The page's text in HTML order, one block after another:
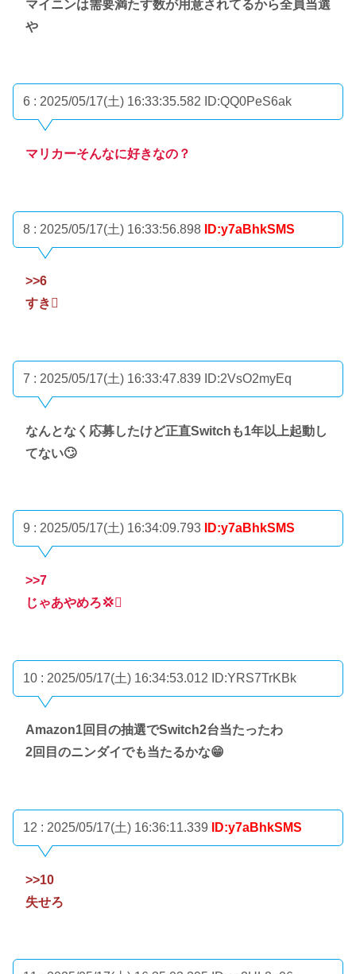
マイニンは需要満たす数が用意されてるから全員当選
や
6 : 2025/05/17(土) 16:33:35.582 ID:QQ0PeS6ak
マリカーそんなに好きなの？
8 : 2025/05/17(土) 16:33:56.898 ID:y7aBhkSMS
>>6
すき🫩
7 : 2025/05/17(土) 16:33:47.839 ID:2VsO2myEq
なんとなく応募したけど正直Switchも1年以上起動し
てない🙄
9 : 2025/05/17(土) 16:34:09.793 ID:y7aBhkSMS
>>7
じゃあやめろ💢🫩
10 : 2025/05/17(土) 16:34:53.012 ID:YRS7TrKBk
Amazon1回目の抽選でSwitch2台当たったわ
2回目のニンダイでも当たるかな😁
12 : 2025/05/17(土) 16:36:11.339 ID:y7aBhkSMS
>>10
失せろ